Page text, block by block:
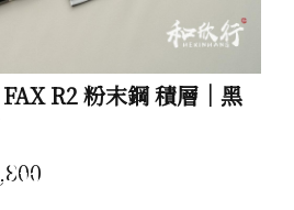
R2 粉末鋼 積層｜黑